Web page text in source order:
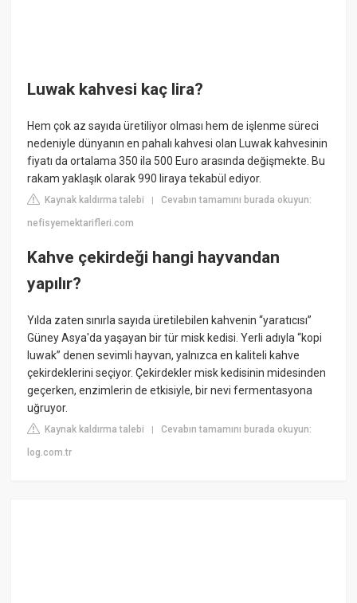
Luwak kahvesi kaç lira?
Hem çok az sayıda üretiliyor olması hem de işlenme süreci
nedeniyle dünyanın en pahalı kahvesi olan Luwak kahvesinin
fiyatı da ortalama 350 ila 500 Euro arasında değişmekte. Bu
rakam yaklaşık olarak 990 liraya tekabül ediyor.
Kaynak kaldırma talebi |Cevabın tamamını burada okuyun:
nefisyemektarifleri.com
Kahve çekirdeği hangi hayvandan
yapılır?
Yılda zaten sınırla sayıda üretilebilen kahvenin “yaratıcısı”
Güney Asya'da yaşayan bir tür misk kedisi. Yerli adıyla “kopi
luwak” denen sevimli hayvan, yalnızca en kaliteli kahve
çekirdeklerini seçiyor. Çekirdekler misk kedisinin midesinden
geçerken, enzimlerin de etkisiyle, bir nevi fermentasyona
uğruyor.
Kaynak kaldırma talebi |Cevabın tamamını burada okuyun:
log.com.tr